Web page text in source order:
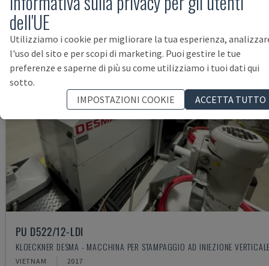
PU D522/12-LDI
KLOECKNER DESMA - MACCHINA PER STAMPAGGIO AD INIEZIONE
VIETNAM 2017
dell'UE
Utilizziamo i cookie per migliorare la tua esperienza,
l'uso del sito e per scopi di marketing. Puoi gestire le tue
preferenze e saperne di più su come utilizziamo i tuoi dati qui
sotto.
IMPOSTAZIONI COOKIE
ACCETTA TUTTO